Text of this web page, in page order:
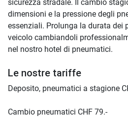
sicurezza stradale. Il cambio
dimensioni e la pressione degli
essenziali. Prolunga la durata dei
veicolo cambiandoli
nel nostro hotel di pneumatici.
Le nostre tariffe
Deposito, pneumatici a stagione
Cambio pneumatici CHF 79.-